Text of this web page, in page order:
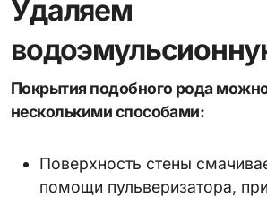
Удаляем
Покрытия подобного рода
несколькими способами:
Поверхность стены
помощи пульверизатора,